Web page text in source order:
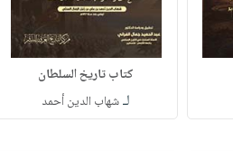
كتاب تاريخ السلطان
لـشهاب الدين أحمد